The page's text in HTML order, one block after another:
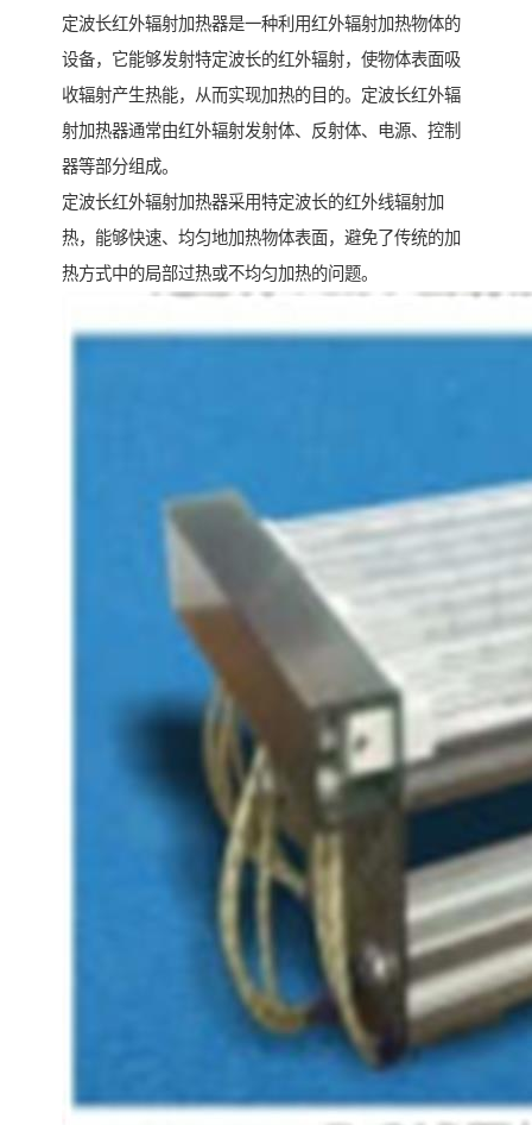
定波长红外辐射加热器是一种利用红外辐射加热物体的
设备，它能够发射特定波长的红外辐射，使物体表面吸
收辐射产生热能，从而实现加热的目的。定波长红外辐
射加热器通常由红外辐射发射体、反射体、电源、控制
器等部分组成。
定波长红外辐射加热器采用特定波长的红外线辐射加
热，能够快速、均匀地加热物体表面，避免了传统的加
热方式中的局部过热或不均匀加热的问题。